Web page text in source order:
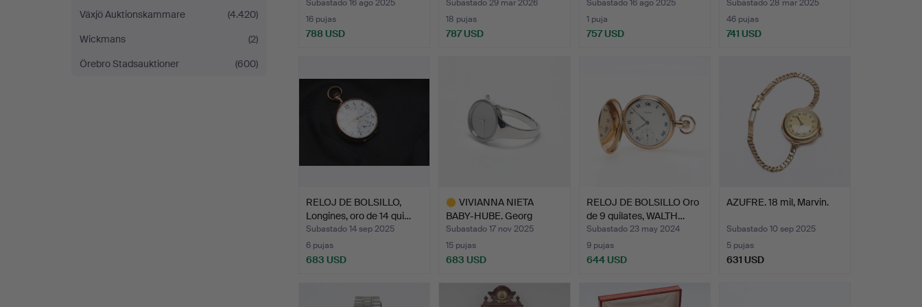
Växjö Auktionskammare
(4.420)
Wickmans
(2)
Örebro Stadsauktioner
(600)
Subastado 16 ago 2025
16 pujas
788 USD
14K.
Subastado 29 mar 2026
18 pujas
787 USD
Subastado 16 ago 2025
1 puja
757 USD
Subastado 28 mar 2025
46 pujas
741 USD
RELOJ DE BOLSILLO,
Longines, oro de 14 qui…
Subastado 14 sep 2025
6 pujas
683 USD
VIVIANNA NIETA
BABY-HUBE. Georg
jensen, «V…
Subastado 17 nov 2025
15 pujas
683 USD
seleccionado
RELOJ DE BOLSILLO Oro
de 9 quilates, WALTH…
Subastado 23 may 2024
9 pujas
644 USD
AZUFRE. 18 mil, Marvin.
Subastado 10 sep 2025
5 pujas
631 USD